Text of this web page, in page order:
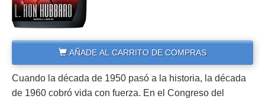
AÑADE AL CARRITO DE COMPRAS
Cuando la década de 1950 pasó a la historia, la década
de 1960 cobró vida con fuerza. En el Congreso del